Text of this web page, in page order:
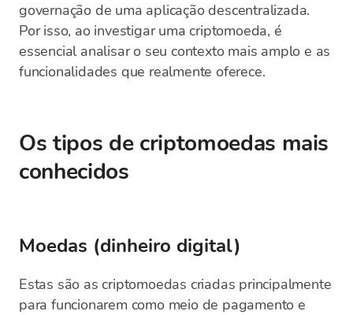
governação de uma aplicação descentralizada.
Por isso, ao investigar uma criptomoeda, é
essencial analisar o seu contexto mais amplo e as
funcionalidades que realmente oferece.
Os tipos de criptomoedas mais
conhecidos
Moedas (dinheiro digital)
Estas são as criptomoedas criadas principalmente
para funcionarem como meio de pagamento e